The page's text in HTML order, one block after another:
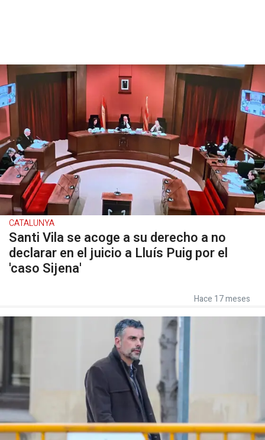
CATALUNYA
Santi Vila se acoge a su derecho a no
declarar en el juicio a Lluís Puig por el
'caso Sijena'
Hace 17 meses